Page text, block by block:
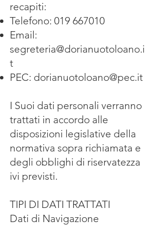
recapiti:
Telefono: 019 667010
Email:
segreteria@dorianuotoloano.i
t
PEC: dorianuotoloano@pec.it
I Suoi dati personali verranno
trattati in accordo alle
disposizioni legislative della
normativa sopra richiamata e
degli obblighi di riservatezza
ivi previsti.
TIPI DI DATI TRATTATI
Dati di Navigazione